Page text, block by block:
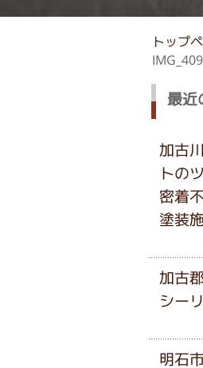
トップ
最近
加古
トの
密着
塗装
加古
シー
明石